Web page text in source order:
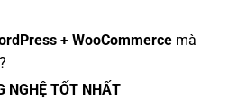
+ WooCommerce mà
NGHỆ TỐT NHẤT